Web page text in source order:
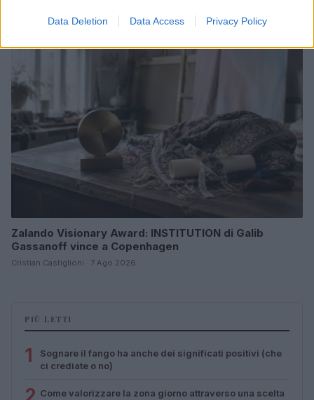
Data Deletion Data Access Privacy Policy
Zalando Visionary Award: INSTITUTION di Galib
Gassanoff vince a Copenhagen
Cristian Castiglioni · 7 Ago 2026
PIÙ LETTI
1
Sognare il fango ha anche dei significati positivi (che
ci crediate o no)
2 Come valorizzare la zona giorno attraverso una scelta